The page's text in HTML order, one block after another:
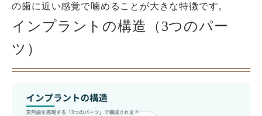
の歯に近い感覚で噛めることが大きな特徴です。
インプラントの構造（3つのパー
ツ）